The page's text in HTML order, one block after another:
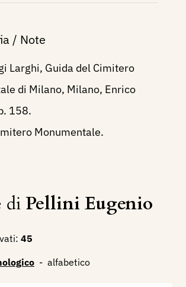
/ Note
Larghi, Guida del Cimitero
di Milano, Milano, Enrico
158.
Monumentale.
diPellini Eugenio
45
- alfabetico